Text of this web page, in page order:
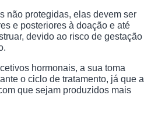
não protegidas, elas devem ser
e posteriores à doação e até
devido ao risco de gestação
hormonais, a sua toma
o ciclo de tratamento, já que a
que sejam produzidos mais